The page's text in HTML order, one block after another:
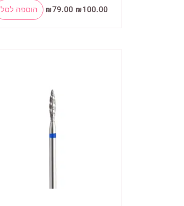
₪100.00
המחיר
המקורי
₪79.00
המחיר
הנוכחי
הוספה לסל